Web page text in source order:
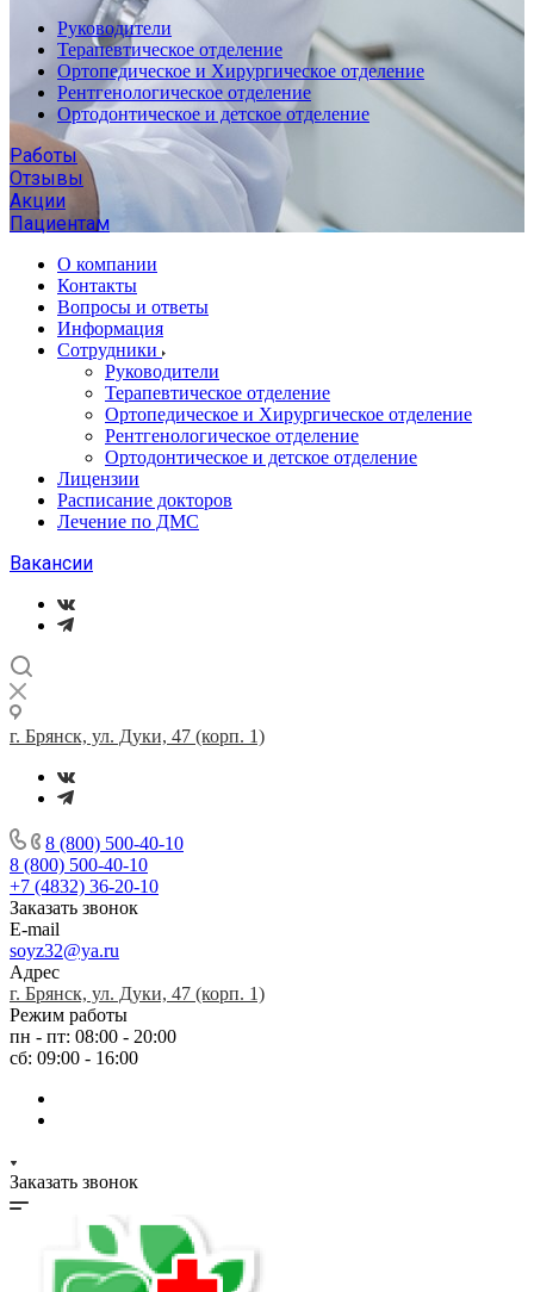
Руководители
Терапевтическое отделение
Ортопедическое и Хирургическое отделение
Рентгенологическое отделение
Ортодонтическое и детское отделение
Работы
Отзывы
Акции
Пациентам
О компании
Контакты
Вопросы и ответы
Информация
Сотрудники
Руководители
Терапевтическое отделение
Ортопедическое и Хирургическое отделение
Рентгенологическое отделение
Ортодонтическое и детское отделение
Лицензии
Расписание докторов
Лечение по ДМС
Вакансии
г. Брянск, ул. Дуки, 47 (корп. 1)
8 (800) 500-40-10
8 (800) 500-40-10
+7 (4832) 36-20-10
Заказать звонок
E-mail
soyz32@ya.ru
Адрес
г. Брянск, ул. Дуки, 47 (корп. 1)
Режим работы
пн - пт: 08:00 - 20:00
сб: 09:00 - 16:00
Заказать звонок